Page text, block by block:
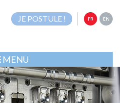
FR EN
JE POSTULE !
MENU